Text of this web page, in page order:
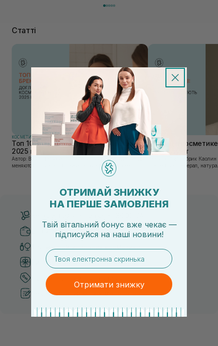
Статті
КОСМЕТИКА
Топ 10 брендов уходовой косметики в
2025 году
Автор: Вика Нагорная В современном мире, где тренды
меняются со скоростью света, а рынок популярной
косметики переполнен новыми предложениями, выбор
КОСМЕТИКА
Каолин в
используют
Автор: Юлия Цебрик Каолин в косметологии – это
природный минерал,
Безопасные способы оплаты
Система бонусов и лояльности
Лучшие цены и топ товары
Рекомендации от косметологов
ОТРИМАЙ ЗНИЖКУ
НА ПЕРШЕ ЗАМОВЛЕНЯ
Твій вітальний бонус вже чекає —
підписуйся на наші новини!
email
Отримати знижку